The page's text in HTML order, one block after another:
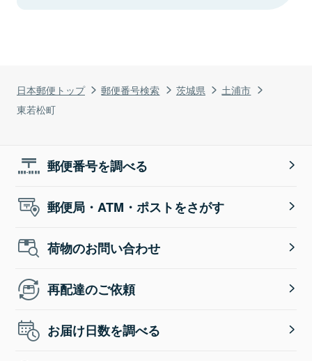
日本郵便トップ 郵便番号検索 茨城県
土浦市
東若松町
郵便番号を調べる
郵便局・ATM・ポストをさがす
荷物のお問い合わせ
再配達のご依頼
お届け日数を調べる